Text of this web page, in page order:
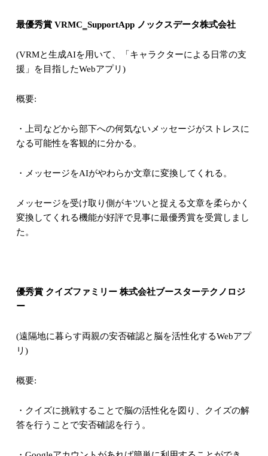
最優秀賞 VRMC‗SupportApp ノックスデータ株式会社
(VRMと生成AIを用いて、「キャラクターによる日常の支
援」を目指したWebアプリ )
概要:
・上司などから部下への何気ないメッセージがストレスに
なる可能性を客観的に分かる。
・メッセージをAIがやわらか文章に変換してくれる。
メッセージを受け取り側がキツいと捉える文章を柔らかく
変換してくれる機能が好評で見事に最優秀賞を受賞しまし
た。
優秀賞 クイズファミリー 株式会社ブースターテクノロジ
ー
(遠隔地に暮らす両親の安否確認と脳を活性化するWebアプ
リ )
概要:
・クイズに挑戦することで脳の活性化を図り、クイズの解
答を行うことで安否確認を行う。